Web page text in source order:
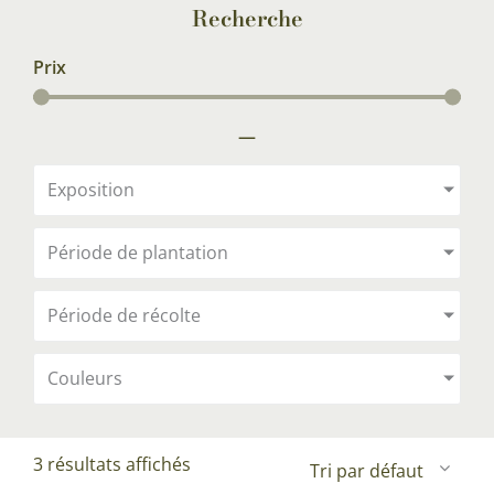
Recherche
Prix
—
Exposition
Période de plantation
Période de récolte
Couleurs
3 résultats affichés